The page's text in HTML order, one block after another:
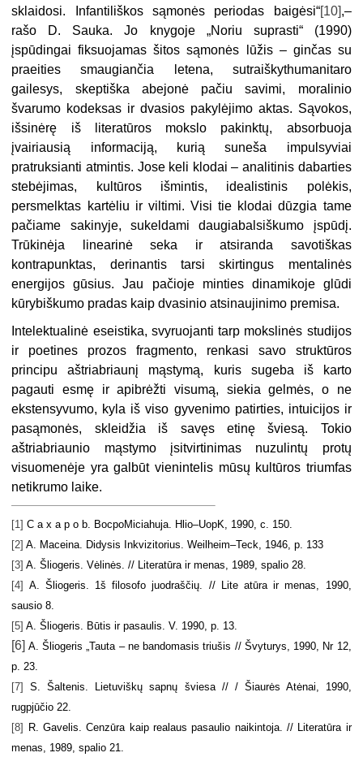
sklaidosi. Infantiliškos sąmonės periodas baigėsi“[10] ,–
rašo D. Sauka. Jo knygoje „Noriu suprasti“ (1990)
įspūdingai fiksuojamas šitos sąmonės lūžis – ginčas su
praeities smaugiančia letena, sutraiškythumanitaro
gailesys, skeptiška abejonė pačiu savimi, moralinio
švarumo kodeksas ir dvasios pakylėjimo aktas. Sąvokos,
išsinėrę iš literatūros mokslo pakinktų, absorbuoja
įvairiausią informaciją, kurią suneša impulsyviai
pratruksianti atmintis. Jose keli klodai – analitinis dabarties
stebėjimas, kultūros išmintis, idealistinis polėkis,
persmelktas kartėliu ir viltimi. Visi tie klodai dūzgia tame
pačiame sakinyje, sukeldami daugiabalsiškumo įspūdį.
Trūkinėja linearinė seka ir atsiranda savotiškas
kontrapunktas, derinantis tarsi skirtingus mentalinės
energijos gūsius. Jau pačioje minties dinamikoje glūdi
kūrybiškumo pradas kaip dvasinio atsinaujinimo premisa.
Intelektualinė eseistika, svyruojanti tarp mokslinės studijos
ir poetines prozos fragmento, renkasi savo struktūros
principu aštriabriaunį mąstymą, kuris sugeba iš karto
pagauti esmę ir apibrėžti visumą, siekia gelmės, o ne
ekstensyvumo, kyla iš viso gyvenimo patirties, intuicijos ir
pasąmonės, skleidžia iš savęs etinę šviesą. Tokio
aštriabriaunio mąstymo įsitvirtinimas nuzulintų protų
visuomenėje yra galbūt vienintelis mūsų kultūros triumfas
netikrumo laike.
[1] C a x a p o b. BocpoMiciahuja. Hlio–UopK, 1990, c. 150.
[2] A. Maceina. Didysis Inkvizitorius. Weilheim–Teck, 1946,p. 133
[3] A. Šliogeris. Vėlinės. // Literatūra irmenas, 1989, spalio 28.
[4] A. Šliogeris. 1š filosofo juodraščių. // Lite atūrair menas, 1990,
sausio 8.
[5] A. Šliogeris. Būtis ir pasaulis. V. 1990, p. 13.
[6] A. Šliogeris „Tauta –ne bandomasis triušis // Švyturys, 1990, Nr 12,
p. 23.
[7]
S. Šaltenis. Lietuviškų sapnų šviesa // / Šiaurės Atėnai, 1990,
rugpjūčio 22.
[8]
R. Gavelis. Cenzūra kaip realaus pasaulio naikintoja. // Literatūra ir
menas, 1989,spalio 21.